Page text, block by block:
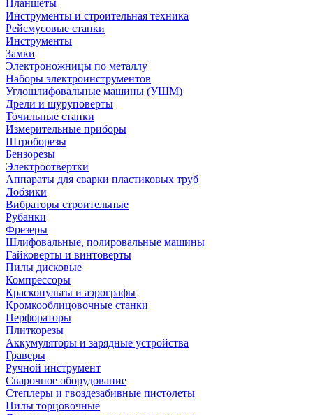
Планшеты
Инструменты и строительная техника
Рейсмусовые станки
Инструменты
Замки
Электроножницы по металлу
Наборы электроинструментов
Углошлифовальные машины (УШМ)
Дрели и шуруповерты
Точильные станки
Измерительные приборы
Штроборезы
Бензорезы
Электроотвертки
Аппараты для сварки пластиковых труб
Лобзики
Вибраторы строительные
Рубанки
Фрезеры
Шлифовальные, полировальные машины
Гайковерты и винтоверты
Пилы дисковые
Компрессоры
Краскопульты и аэрографы
Кромкооблицовочные станки
Перфораторы
Плиткорезы
Аккумуляторы и зарядные устройства
Граверы
Ручной инструмент
Сварочное оборудование
Степлеры и гвоздезабивные пистолеты
Пилы торцовочные